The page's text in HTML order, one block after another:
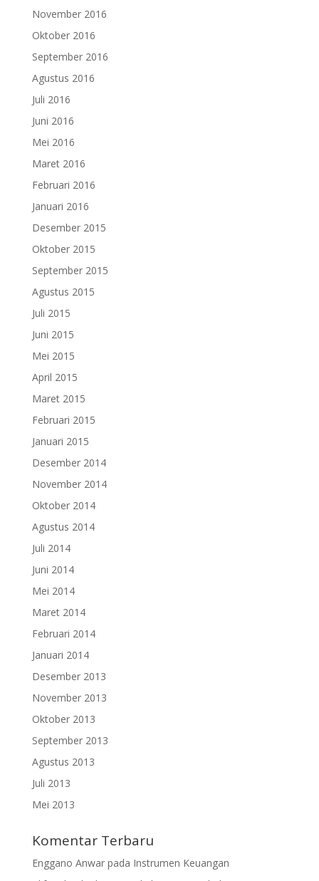
November 2016
Oktober 2016
September 2016
Agustus 2016
Juli 2016
Juni 2016
Mei 2016
Maret 2016
Februari 2016
Januari 2016
Desember 2015
Oktober 2015
September 2015
Agustus 2015
Juli 2015
Juni 2015
Mei 2015
April 2015
Maret 2015
Februari 2015
Januari 2015
Desember 2014
November 2014
Oktober 2014
Agustus 2014
Juli 2014
Juni 2014
Mei 2014
Maret 2014
Februari 2014
Januari 2014
Desember 2013
November 2013
Oktober 2013
September 2013
Agustus 2013
Juli 2013
Mei 2013
Komentar Terbaru
Enggano Anwarpada Instrumen Keuangan